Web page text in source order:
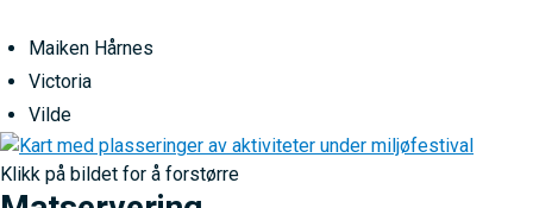
Maiken Hårnes
Victoria
Vilde
Klikk på bildet for å forstørre